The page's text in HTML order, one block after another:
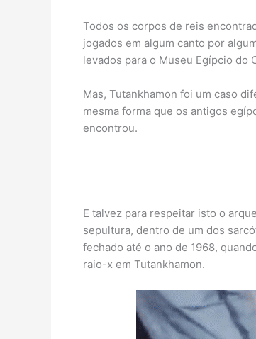
Todos os corpos de reis
jogados em algum canto por
levados para o Museu Egípcio do
Mas, Tutankhamon foi um caso
mesma forma que os antigos
encontrou.
E talvez para respeitar isto o
sepultura, dentro de um dos
fechado até o ano de 1968,
raio-x em Tutankhamon.